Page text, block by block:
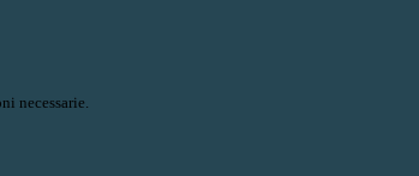
necessarie.